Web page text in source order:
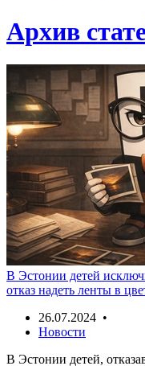
Архив
В Эстонии детей
отказ надеть ленты в
26.07.2024 •
Новости
В Эстонии детей,